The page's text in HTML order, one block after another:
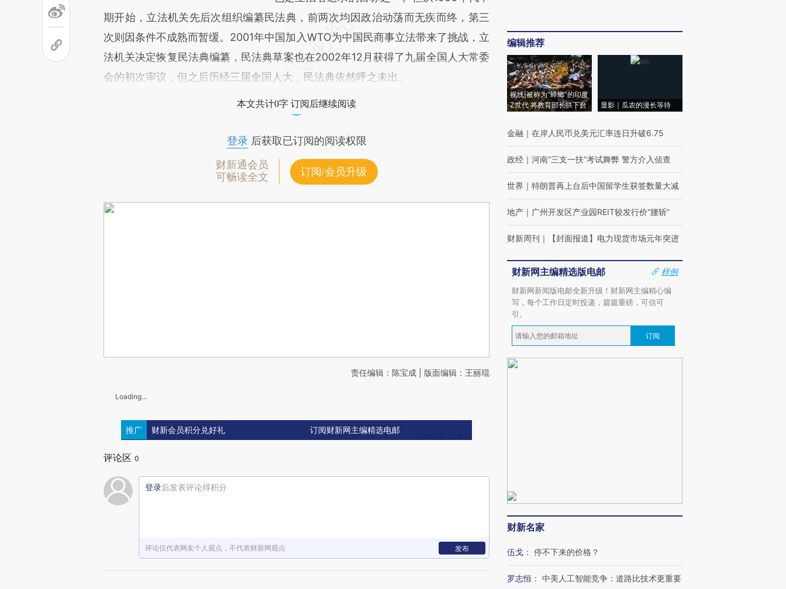
期开始，立法机关先后次组织编纂民法典，前两次均因政治动荡而无疾而终，第三
次则因条件不成熟而暂缓。2001年中国加入WTO为中国民商事立法带来了挑战，立
法机关决定恢复民法典编纂，民法典草案也在2002年12月获得了九届全国人大常委
会的初次审议，但之后历经三届全国人大，民法典依然呼之未出。
本文共计0字 订阅后继续阅读
登录后获取已订阅的阅读权限
财新通会员
可畅读全文
订阅/会员升级
责任编辑：陈宝成 | 版面编辑：王丽琨
Loading...
推广 财新会员积分兑好礼 订阅财新网主编精选电邮
评论区 0
登录后发表评论得积分
评论仅代表网友个人观点，不代表财新网观点 发布
编辑推荐
视线|被称为“蟑螂”的印度
Z世代 将教育部长拱下台
显影｜瓜农的漫长等待
金融 ｜ 在岸人民币兑美元汇率连日升破6.75
政经 ｜ 河南“三支一扶”考试舞弊 警方介入侦查
世界 ｜ 特朗普再上台后中国留学生获签数量大减
地产 ｜ 广州开发区产业园REIT较发行价“腰斩”
财新周刊 ｜ 【封面报道】电力现货市场元年突进
财新网主编精选版电邮
样例
财新网新闻版电邮全新升级！财新网主编精心编
写，每个工作日定时投递，篇篇重磅，可信可
引。
订阅
财新名家
伍戈 ： 停不下来的价格？
罗志恒 ： 中美人工智能竞争：道路比技术更重要